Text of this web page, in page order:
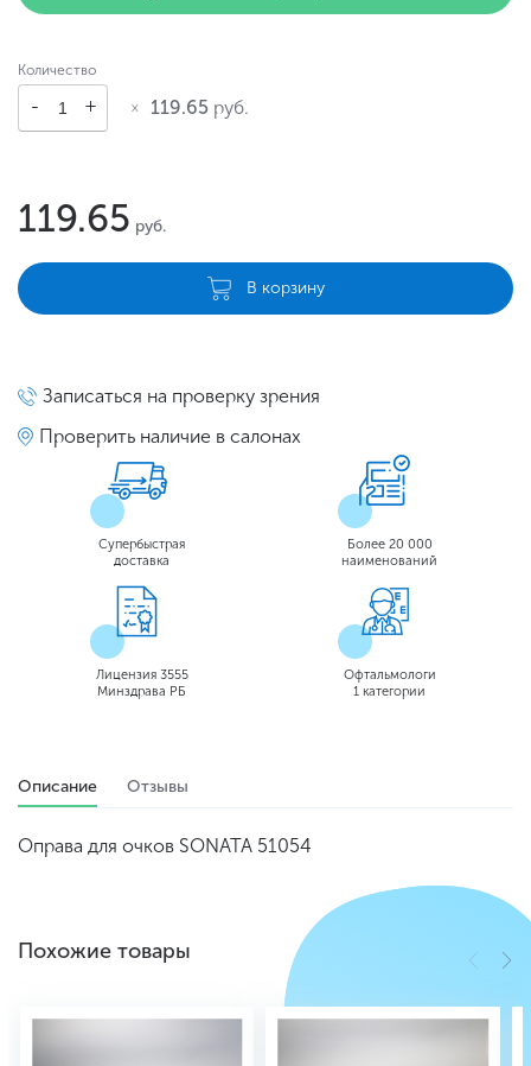
Количество
119.65 руб.
119.65 руб.
В корзину
Записаться на проверку зрения
Проверить наличие в салонах
Супербыстрая
доставка
Более 20 000
наименований
Лицензия 3555
Минздрава РБ
Офтальмологи
1 категории
Описание Отзывы
Оправа для очков SONATA 51054
Похожие товары